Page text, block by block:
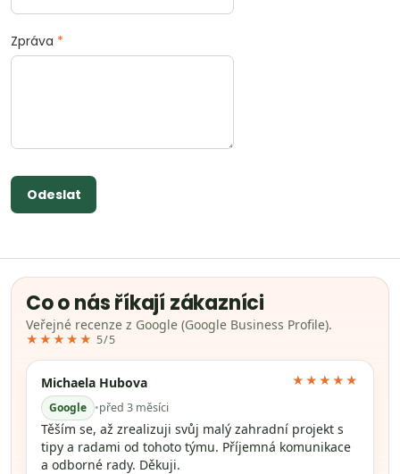
Zpráva *
Odeslat
Co o nás říkají zákazníci
Veřejné recenze z Google (Google Business Profile).
★★★★★ 5/5
Michaela Hubova
Google •před 3 měsíci
★★★★★
Těším se, až zrealizuji svůj malý zahradní projekt s
tipy a radami od tohoto týmu. Příjemná komunikace
a odborné rady. Děkuji.